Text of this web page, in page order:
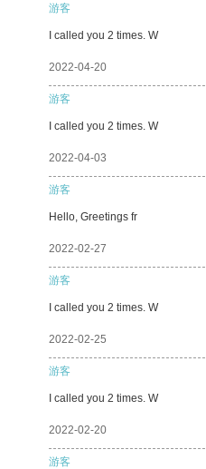
游客
I called you 2 times. W
2022-04-20
游客
I called you 2 times. W
2022-04-03
游客
Hello, Greetings fr
2022-02-27
游客
I called you 2 times. W
2022-02-25
游客
I called you 2 times. W
2022-02-20
游客